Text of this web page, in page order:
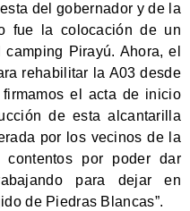
del gobernador y de la
fue la colocación de un
Pirayú. Ahora, el
rehabilitar la A03 desde
el acta de inicio
de esta alcantarilla
por los vecinos de la
por poder dar
para dejar en
de Piedras Blancas”.